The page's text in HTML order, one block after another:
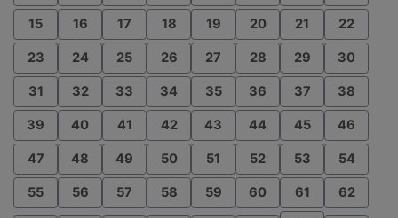
15 16 17 18 19 20 21 22
23 24 25 26 27 28 29 30
31 32 33 34 35 36 37 38
39 40 41 42 43 44 45 46
47 48 49 50 51 52 53 54
55 56 57 58 59 60 61 62